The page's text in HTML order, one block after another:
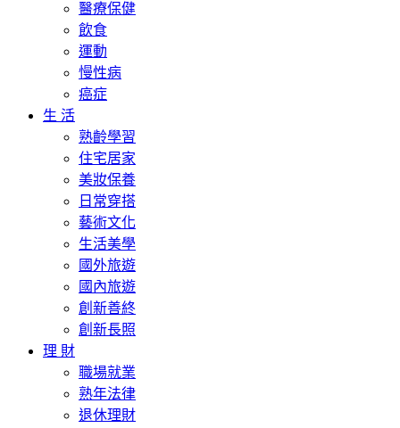
醫療保健
飲食
運動
慢性病
癌症
生 活
熟齡學習
住宅居家
美妝保養
日常穿搭
藝術文化
生活美學
國外旅遊
國內旅遊
創新善終
創新長照
理 財
職場就業
熟年法律
退休理財